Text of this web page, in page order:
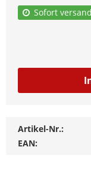
Sofort
Artikel-Nr.:
EAN: